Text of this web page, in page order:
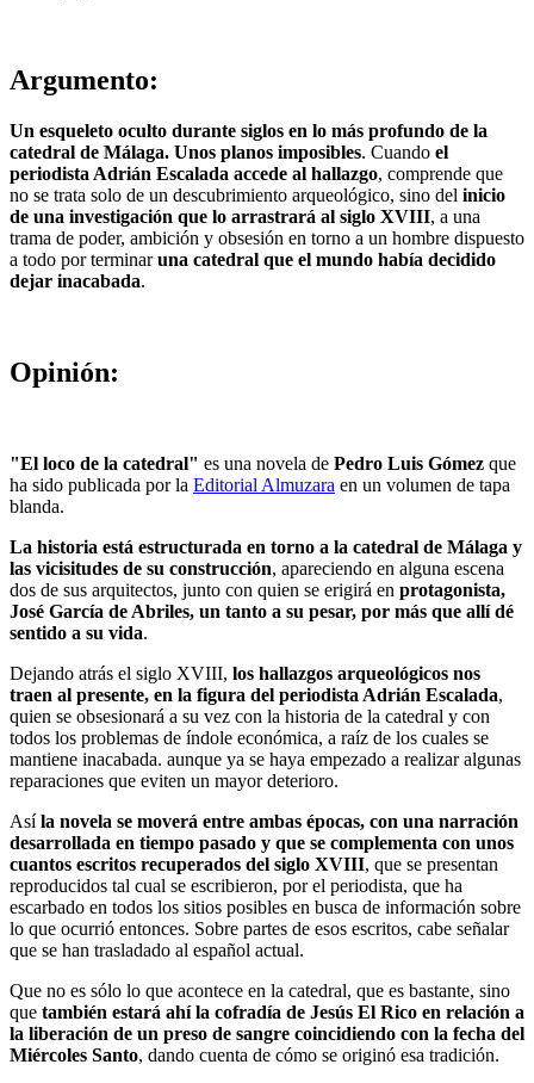
Argumento:
Un esqueleto oculto durante siglos en lo más profundo de la
catedral de Málaga. Unos planos imposibles. Cuando el
periodista Adrián Escalada accede al hallazgo, comprende que
no se trata solo de un descubrimiento arqueológico, sino del inicio
de una investigación que lo arrastrará al siglo XVIII, a una
trama de poder, ambición y obsesión en torno a un hombre dispuesto
a todo por terminaruna catedral que el mundo había decidido
dejar inacabada.
Opinión:
"El loco de la catedral" es una novela de Pedro Luis Gómez que
ha sido publicada por la Editorial Almuzara en un volumen de tapa
blanda.
La historia está estructurada en torno a la catedral de Málaga y
las vicisitudes de su construcción, apareciendo en alguna escena
dos de sus arquitectos, junto con quien se erigirá en protagonista,
José García de Abriles, un tanto a su pesar, por más que allí dé
sentido a su vida.
Dejando atrás el siglo XVIII, los hallazgos arqueológicos nos
traen al presente, en la figura del periodista Adrián Escalada,
quien se obsesionará a su vez con la historia de la catedral y con
todos los problemas de índole económica, a raíz de los cuales se
mantiene inacabada. aunque ya se haya empezado a realizar algunas
reparaciones que eviten un mayor deterioro.
Asíla novela se moverá entre ambas épocas, con una narración
desarrollada en tiempo pasado y que se complementa con unos
cuantos escritos recuperados del siglo XVIII, que se presentan
reproducidos tal cual se escribieron, por el periodista, que ha
escarbado en todos los sitios posibles en busca de información sobre
lo que ocurrió entonces. Sobre partes de esos escritos, cabe señalar
que se han trasladado al español actual.
Que no es sólo lo que acontece en la catedral, que es bastante, sino
que también estará ahí la cofradía de Jesús El Rico en relación a
la liberación de un preso de sangre coincidiendo con la fecha del
Miércoles Santo, dando cuenta de cómo se originó esa tradición.